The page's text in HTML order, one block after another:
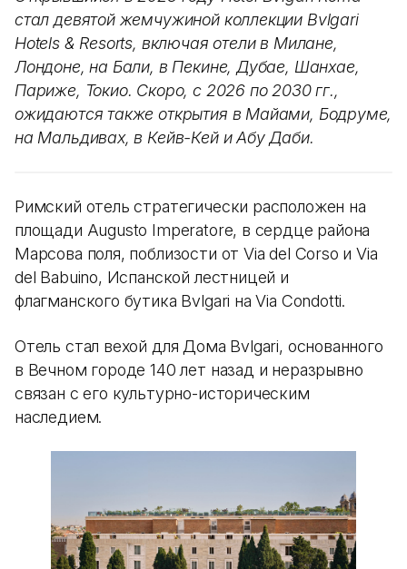
стал девятой жемчужиной коллекции Bvlgari
Hotels & Resorts, включая отели в Милане,
Лондоне, на Бали, в Пекине, Дубае, Шанхае,
Париже, Токио. Скоро, с 2026 по 2030 гг.,
ожидаются также открытия в Майами, Бодруме,
на Мальдивах, в Кейв-Кей и Абу Даби.
Римский отель стратегически расположен на
площади Augusto Imperatore, в сердце района
Марсова поля, поблизости от Via del Corso и Via
del Babuino, Испанской лестницей и
флагманского бутика Bvlgari на Via Condotti.
Отель стал вехой для Дома Bvlgari, основанного
в Вечном городе 140 лет назад и неразрывно
связан с его культурно-историческим
наследием.